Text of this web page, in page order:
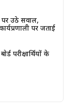
पर उठे सवाल,
पर जताई
परीक्षार्थियों के